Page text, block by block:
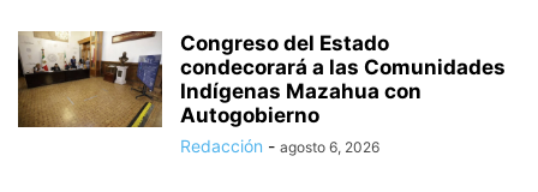
Congreso del Estado
condecorará a las Comunidades
Indígenas Mazahua con
Autogobierno
Redacción - agosto 6, 2026